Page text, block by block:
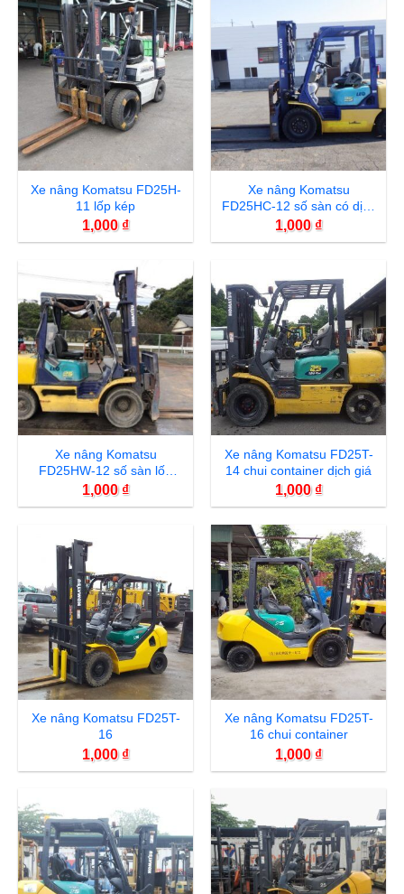
Xe nâng Komatsu FD25H-
11 lốp kép
1,000 ₫
Xe nâng Komatsu
FD25HC-12 số sàn có dịch
càng
1,000 ₫
Xe nâng Komatsu
FD25HW-12 số sàn lốp
kép gật gù
1,000 ₫
Xe nâng Komatsu FD25T-
14 chui container dịch giá
1,000 ₫
Xe nâng Komatsu FD25T-
16
1,000 ₫
Xe nâng Komatsu FD25T-
16 chui container
1,000 ₫